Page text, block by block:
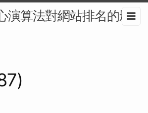
演算法對網站排名的影